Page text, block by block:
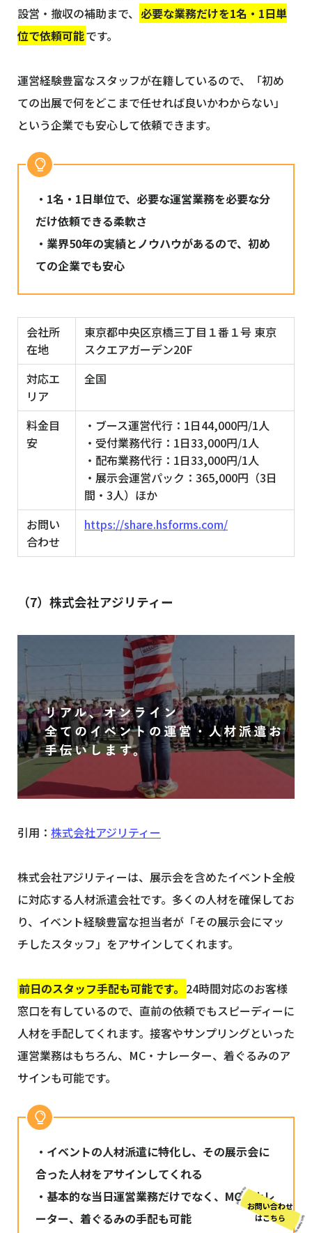
設営・撤収の補助まで、 必要な業務だけを1名・1日単
位で依頼可能です。
運営経験豊富なスタッフが在籍しているので、「初め
ての出展で何をどこまで任せれば良いかわからない」
という企業でも安心して依頼できます。
・1名・1日単位で、必要な運営業務を必要な分
だけ依頼できる柔軟さ
・業界50年の実績とノウハウがあるので、初め
ての企業でも安心
会社所
在地
東京都中央区京橋三丁目１番１号 東京
スクエアガーデン20F
対応エ
リア
全国
料金目
安
・ブース運営代行：1日44,000円/1人
・受付業務代行：1日33,000円/1人
・配布業務代行：1日33,000円/1人
・展示会運営パック：365,000円（3日
間・3人）ほか
お問い
合わせ
https://share.hsforms.com/
（7）株式会社アジリティー
引用： 株式会社アジリティー
株式会社アジリティーは、展示会を含めたイベント全般
に対応する人材派遣会社です。多くの人材を確保してお
り、イベント経験豊富な担当者が「その展示会にマッ
チしたスタッフ」をアサインしてくれます。
前日のスタッフ手配も可能です。 24時間対応のお客様
窓口を有しているので、直前の依頼でもスピーディーに
人材を手配してくれます。接客やサンプリングといった
運営業務はもちろん、MC・ナレーター、着ぐるみのア
サインも可能です。
・イベントの人材派遣に特化し、その展示会に
合った人材をアサインしてくれる
・基本的な当日運営業務だけでなく、MC・ナレ
ーター、着ぐるみの手配も可能
お問い合わせ
はこちら